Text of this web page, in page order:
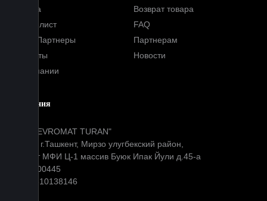
Оплата
Возврат товара
Прайс-лист
FAQ
Наши Партнеры
Партнерам
Контакты
Новости
О компании
Компания
ООО "EVROMAT TURAN"
Адрес: г.Ташкент, Мирзо улугбекский район,
Окибат МФИ Ц-1 массив Буюк Ипак Йули д.45-а
МФО: 00445
ИНН: 310138146